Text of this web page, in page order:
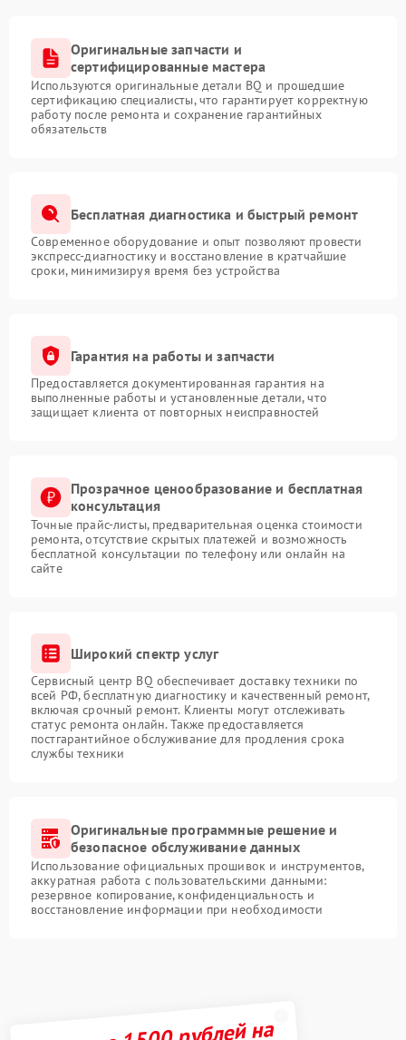
Оригинальные запчасти и
сертифицированные мастера
Используются оригинальные детали BQ и прошедшие
сертификацию специалисты, что гарантирует корректную
работу после ремонта и сохранение гарантийных
обязательств
Бесплатная диагностика и быстрый ремонт
Современное оборудование и опыт позволяют провести
экспресс-диагностику и восстановление в кратчайшие
сроки, минимизируя время без устройства
Гарантия на работы и запчасти
Предоставляется документированная гарантия на
выполненные работы и установленные детали, что
защищает клиента от повторных неисправностей
Прозрачное ценообразование и бесплатная
консультация
Точные прайс-листы, предварительная оценка стоимости
ремонта, отсутствие скрытых платежей и возможность
бесплатной консультации по телефону или онлайн на
сайте
Широкий спектр услуг
Сервисный центр BQ обеспечивает доставку техники по
всей РФ, бесплатную диагностику и качественный ремонт,
включая срочный ремонт. Клиенты могут отслеживать
статус ремонта онлайн. Также предоставляется
постгарантийное обслуживание для продления срока
службы техники
Оригинальные программные решение и
безопасное обслуживание данных
Использование официальных прошивок и инструментов,
аккуратная работа с пользовательскими данными:
резервное копирование, конфиденциальность и
восстановление информации при необходимости